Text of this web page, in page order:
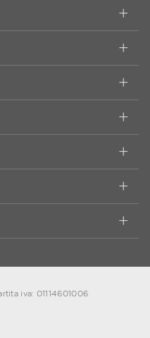
iva: 01114601006